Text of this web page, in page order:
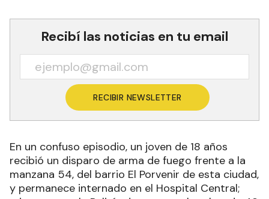
Recibí las noticias en tu email
RECIBIR NEWSLETTER
En un confuso episodio, un joven de 18 años
recibió un disparo de arma de fuego frente a la
manzana 54, del barrio El Porvenir de esta ciudad,
y permanece internado en el Hospital Central;